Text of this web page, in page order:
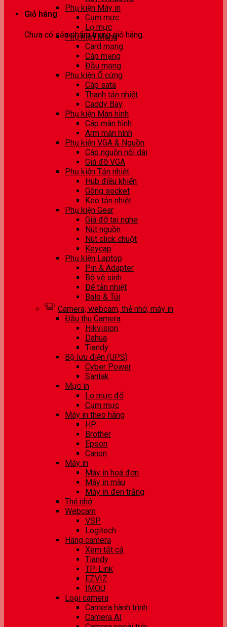
Giỏ hàng
Chưa có sản phẩm trong giỏ hàng.
Phụ kiện Máy in
Cụm mực
Lọ mực
Phụ kiện Mạng
Card mạng
Cáp mạng
Đầu mạng
Phụ kiện Ổ cứng
Cáp sata
Thanh tản nhiệt
Caddy Bay
Phụ kiện Màn hình
Cáp màn hình
Arm màn hình
Phụ kiện VGA & Nguồn
Cáp nguồn nối dài
Giá đỡ VGA
Phụ kiện Tản nhiệt
Hub điều khiển
Gông socket
Keo tản nhiệt
Phụ kiện Gear
Giá đỡ tai nghe
Nút nguồn
Nút click chuột
Keycap
Phụ kiện Laptop
Pin & Adapter
Bộ vệ sinh
Đế tản nhiệt
Balo & Túi
Camera, webcam, thẻ nhớ, máy in
Đầu thu Camera
Hikvision
Dahua
Tiandy
Bộ lưu điện (UPS)
Cyber Power
Santak
Mực in
Lọ mực đổ
Cụm mực
Máy in theo hãng
HP
Brother
Epson
Canon
Máy in
Máy in hoá đơn
Máy in màu
Máy in đen trắng
Thẻ nhớ
Webcam
VSP
Logitech
Hãng camera
Xem tất cả
Tiandy
TP-Link
EZVIZ
IMOU
Loại camera
Camera hành trình
Camera AI